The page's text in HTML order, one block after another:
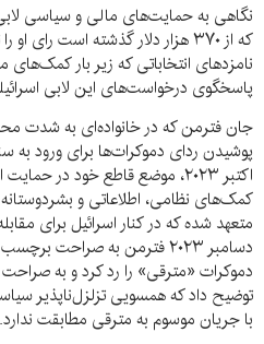
نگاهی به حمایت‌های مالی و سیاسی
که از ۳۷۰ هزار دلار گذشته است
نامزدهای انتخاباتی که زیر بار
پاسخگوی درخواست‌های این لابی
جان فترمن که در خانواده‌ای به شدت
پوشیدن ردای دموکرات‌ها برای ورود به
اکتبر ۲۰۲۳، موضع قاطع خود در
کمک‌های نظامی، اطلاعاتی و
متعهد شده که در کنار اسرائیل برای
دسامبر ۲۰۲۳ فترمن به
دموکرات «مترقی» را رد کرد و به
توضیح داد که همسویی تزلزل‌ناپذیر
با جریان موسوم به مترقی مطابقت ندارد.